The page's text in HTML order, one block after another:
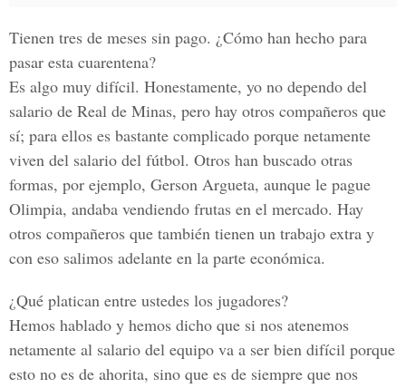
Tienen tres de meses sin pago. ¿Cómo han hecho para
pasar esta cuarentena?
Es algo muy difícil. Honestamente, yo no dependo del
salario de Real de Minas, pero hay otros compañeros que
sí; para ellos es bastante complicado porque netamente
viven del salario del fútbol. Otros han buscado otras
formas, por ejemplo, Gerson Argueta, aunque le pague
Olimpia, andaba vendiendo frutas en el mercado. Hay
otros compañeros que también tienen un trabajo extra y
con eso salimos adelante en la parte económica.
¿Qué platican entre ustedes los jugadores?
Hemos hablado y hemos dicho que si nos atenemos
netamente al salario del equipo va a ser bien difícil porque
esto no es de ahorita, sino que es de siempre que nos